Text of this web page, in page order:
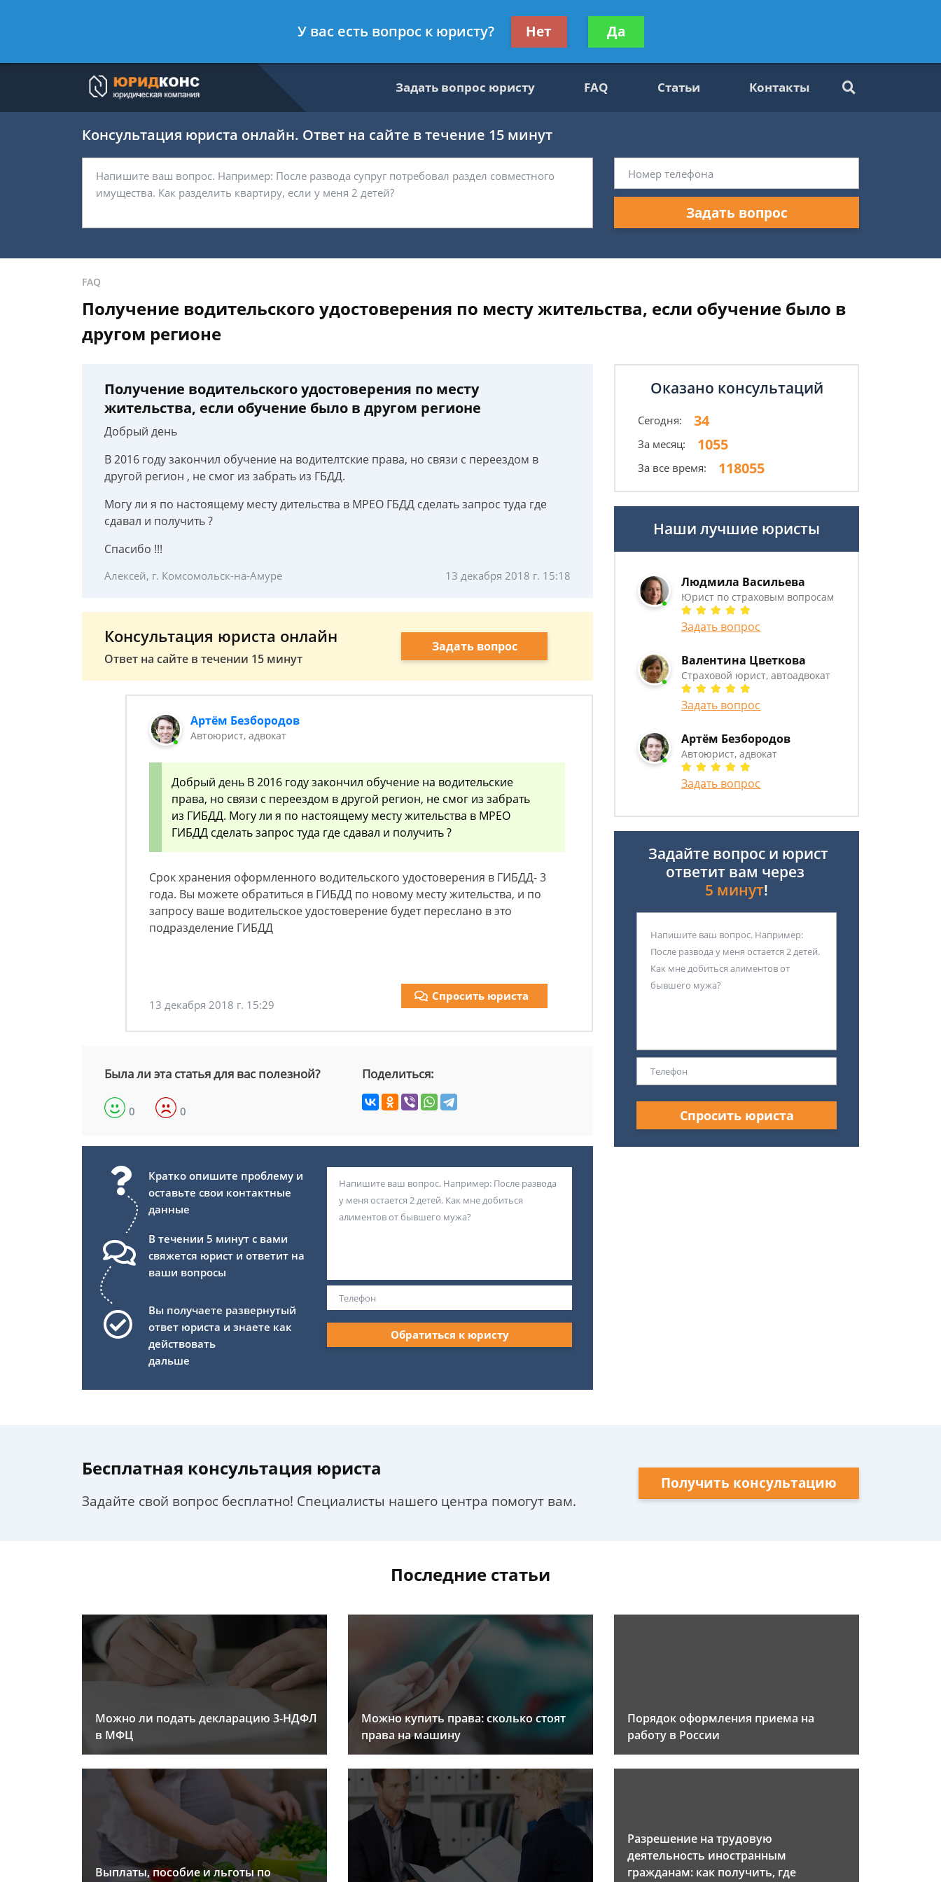
- Автоюрист, адвокат
Получите консультацию
бесплатно
Задать вопрос юристу FAQ Статьи Контакты
Консультация юриста онлайн. Ответ на сайте в течение 15 минут
Задать вопрос
FAQ
Получение водительского удостоверения по месту жительства, если обучение было в
другом регионе
Получение водительского удостоверения по месту
жительства, если обучение было в другом регионе
Добрый день
В 2016 году закончил обучение на водителтские права, но связи с переездом в
другой регион , не смог из забрать из ГБДД.
Могу ли я по настоящему месту дительства в МРЕО ГБДД сделать запрос туда где
сдавал и получить ?
Спасибо !!!
Алексей, г. Комсомольск-на-Амуре 13 декабря 2018 г. 15:18
Консультация юриста онлайн
Ответ на сайте в течении 15 минут
Задать вопрос
Артём Безбородов
Автоюрист, адвокат
Добрый день В 2016 году закончил обучение на водительские
права, но связи с переездом в другой регион, не смог из забрать
из ГИБДД. Могу ли я по настоящему месту жительства в МРЕО
ГИБДД сделать запрос туда где сдавал и получить ?
Срок хранения оформленного водительского удостоверения в ГИБДД- 3
года. Вы можете обратиться в ГИБДД по новому месту жительства, и по
запросу ваше водительское удостоверение будет переслано в это
подразделение ГИБДД
13 декабря 2018 г. 15:29
Спросить юриста
Была ли эта статья для вас полезной?
0 0
Поделиться:
Кратко опишите проблему и
оставьте свои контактные
данные
В течении 5 минут с вами
свяжется юрист и ответит на
ваши вопросы
Вы получаете развернутый
ответ юриста и знаете как
действовать
дальше
Обратиться к юристу
Оказано консультаций
Сегодня: 34
За месяц: 1055
За все время: 118055
Наши лучшие юристы
Людмила Васильева
Юрист по страховым вопросам
Задать вопрос
Валентина Цветкова
Страховой юрист, автоадвокат
Задать вопрос
Артём Безбородов
Автоюрист, адвокат
Задать вопрос
Задайте вопрос и юрист
ответит вам через
5 минут!
Спросить юриста
Бесплатная консультация юриста
Задайте свой вопрос бесплатно! Специалисты нашего центра помогут вам.
Получить консультацию
Последние статьи
Можно ли подать декларацию 3-НДФЛ
в МФЦ
Можно купить права: сколько стоят
права на машину
Порядок оформления приема на
работу в России
Выплаты, пособие и льготы по
Разрешение на трудовую
деятельность иностранным
гражданам: как получить, где
У вас есть вопрос к юристу? Нет Да